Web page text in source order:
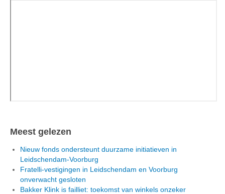
Meest gelezen
Nieuw fonds ondersteunt duurzame initiatieven in
Leidschendam-Voorburg
Fratelli-vestigingen in Leidschendam en Voorburg
onverwacht gesloten
Bakker Klink is failliet: toekomst van winkels onzeker